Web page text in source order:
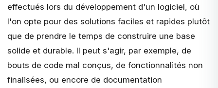
effectués lors du développement d'un logiciel, où
l'on opte pour des solutions faciles et rapides plutôt
que de prendre le temps de construire une base
solide et durable. Il peut s'agir, par exemple, de
bouts de code mal conçus, de fonctionnalités non
finalisées, ou encore de documentation